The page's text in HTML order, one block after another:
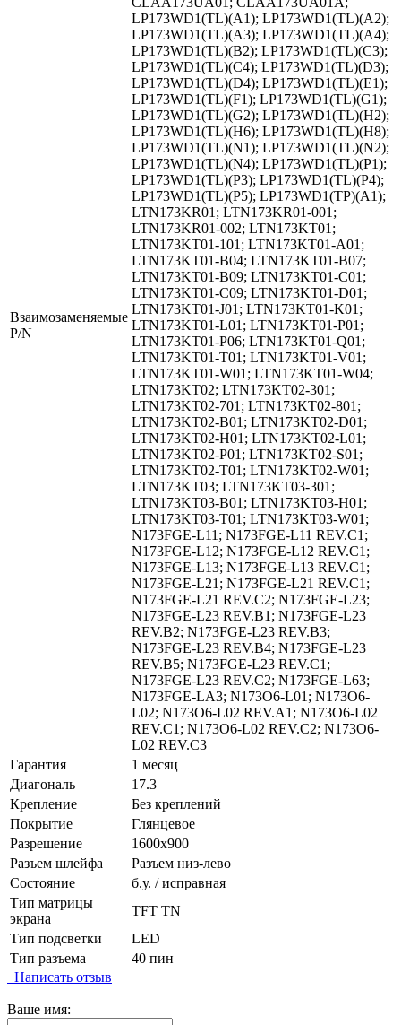
Взаимозаменяемые
P/N
LP173WD1(TL)(A1); LP173WD1(TL)(A2);
LP173WD1(TL)(A3); LP173WD1(TL)(A4);
LP173WD1(TL)(B2); LP173WD1(TL)(C3);
LP173WD1(TL)(C4); LP173WD1(TL)(D3);
LP173WD1(TL)(D4); LP173WD1(TL)(E1);
LP173WD1(TL)(F1); LP173WD1(TL)(G1);
LP173WD1(TL)(G2); LP173WD1(TL)(H2);
LP173WD1(TL)(H6); LP173WD1(TL)(H8);
LP173WD1(TL)(N1); LP173WD1(TL)(N2);
LP173WD1(TL)(N4); LP173WD1(TL)(P1);
LP173WD1(TL)(P3); LP173WD1(TL)(P4);
LP173WD1(TL)(P5); LP173WD1(TP)(A1);
LTN173KR01; LTN173KR01-001;
LTN173KR01-002; LTN173KT01;
LTN173KT01-101; LTN173KT01-A01;
LTN173KT01-B04; LTN173KT01-B07;
LTN173KT01-B09; LTN173KT01-C01;
LTN173KT01-C09; LTN173KT01-D01;
LTN173KT01-J01; LTN173KT01-K01;
LTN173KT01-L01; LTN173KT01-P01;
LTN173KT01-P06; LTN173KT01-Q01;
LTN173KT01-T01; LTN173KT01-V01;
LTN173KT01-W01; LTN173KT01-W04;
LTN173KT02; LTN173KT02-301;
LTN173KT02-701; LTN173KT02-801;
LTN173KT02-B01; LTN173KT02-D01;
LTN173KT02-H01; LTN173KT02-L01;
LTN173KT02-P01; LTN173KT02-S01;
LTN173KT02-T01; LTN173KT02-W01;
LTN173KT03; LTN173KT03-301;
LTN173KT03-B01; LTN173KT03-H01;
LTN173KT03-T01; LTN173KT03-W01;
N173FGE-L11; N173FGE-L11 REV.C1;
N173FGE-L12; N173FGE-L12 REV.C1;
N173FGE-L13; N173FGE-L13 REV.C1;
N173FGE-L21; N173FGE-L21 REV.C1;
N173FGE-L21 REV.C2; N173FGE-L23;
N173FGE-L23 REV.B1; N173FGE-L23
REV.B2; N173FGE-L23 REV.B3;
N173FGE-L23 REV.B4; N173FGE-L23
REV.B5; N173FGE-L23 REV.C1;
N173FGE-L23 REV.C2; N173FGE-L63;
N173FGE-LA3; N173O6-L01; N173O6-
L02; N173O6-L02 REV.A1; N173O6-L02
REV.C1; N173O6-L02 REV.C2; N173O6-
L02 REV.C3
Гарантия
1 месяц
Диагональ
17.3
Крепление
Без креплений
Покрытие
Глянцевое
Разрешение
1600x900
Разъем шлейфа
Разъем низ-лево
Состояние
б.у. / исправная
Тип матрицы
экрана
TFT TN
Тип подсветки
LED
Тип разъема
40 пин
Написать отзыв
Ваше имя: